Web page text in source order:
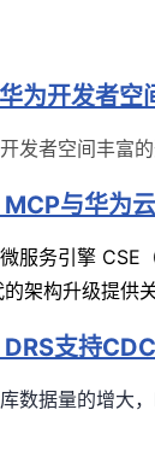
华为开发者空
发者空间丰富
MCP与华为
服务引擎 CSE
架构升级提供
DRS支持
数据量的增大，